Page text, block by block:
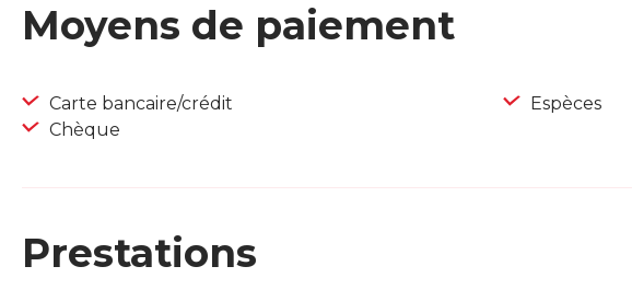
Moyens de paiement
Carte bancaire/crédit
Chèque
Espèces
Prestations